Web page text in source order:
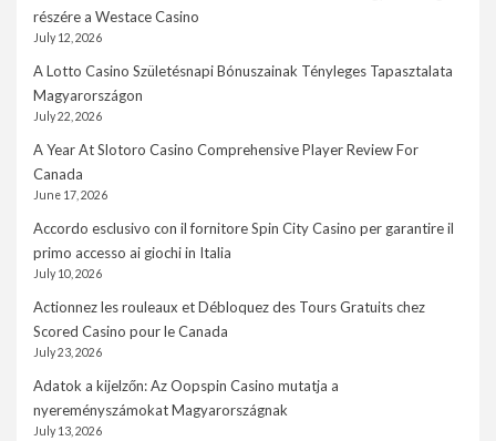
részére a Westace Casino
July 12, 2026
A Lotto Casino Születésnapi Bónuszainak Tényleges Tapasztalata
Magyarországon
July 22, 2026
A Year At Slotoro Casino Comprehensive Player Review For
Canada
June 17, 2026
Accordo esclusivo con il fornitore Spin City Casino per garantire il
primo accesso ai giochi in Italia
July 10, 2026
Actionnez les rouleaux et Débloquez des Tours Gratuits chez
Scored Casino pour le Canada
July 23, 2026
Adatok a kijelzőn: Az Oopspin Casino mutatja a
nyereményszámokat Magyarországnak
July 13, 2026